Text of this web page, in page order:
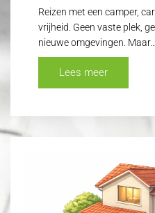
Reizen met een camper,
vrijheid. Geen vaste plek,
nieuwe omgevingen. Maar…
Lees meer